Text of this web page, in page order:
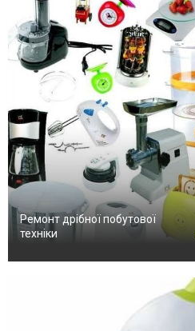
Ремонт дрібної побутової
техніки